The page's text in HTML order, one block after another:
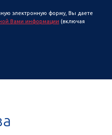
электронную форму, Вы даете
Вами информации (включая